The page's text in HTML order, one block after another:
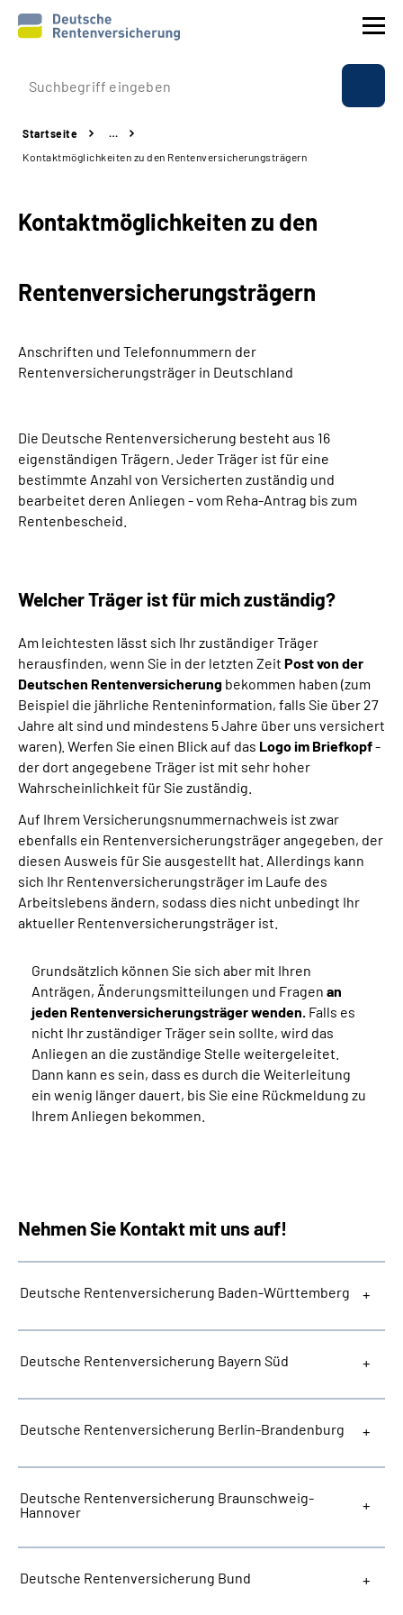
Prävention
Reha
Experten
Über uns & Presse
Suche
Language
Leichte Sprache
Mein Kundenportal
Startseite
…
Kontaktmöglichkeiten zu den Rentenversicherungsträgern
Kontaktmöglichkeiten zu den
Rentenversicherungsträgern
Anschriften und Telefonnummern der
Rentenversicherungsträger in Deutschland
Die Deutsche Rentenversicherung besteht aus 16
eigenständigen Trägern. Jeder Träger ist für eine
bestimmte Anzahl von Versicherten zuständig und
bearbeitet deren Anliegen - vom Reha-Antrag bis zum
Rentenbescheid.
Welcher Träger ist für mich zuständig?
Am leichtesten lässt sich Ihr zuständiger Träger
herausfinden, wenn Sie in der letzten Zeit Post von der
Deutschen Rentenversicherung bekommen haben (zum
Beispiel die jährliche Renteninformation, falls Sie über 27
Jahre alt sind und mindestens 5 Jahre über uns versichert
waren). Werfen Sie einen Blick auf das Logo im Briefkopf-
der dort angegebene Träger ist mit sehr hoher
Wahrscheinlichkeit für Sie zuständig.
Auf Ihrem Versicherungsnummernachweis ist zwar
ebenfalls ein Rentenversicherungsträger angegeben, der
diesen Ausweis für Sie ausgestellt hat. Allerdings kann
sich Ihr Rentenversicherungsträger im Laufe des
Arbeitslebens ändern, sodass dies nicht unbedingt Ihr
aktueller Rentenversicherungsträger ist.
Grundsätzlich können Sie sich aber mit Ihren
Anträgen, Änderungsmitteilungen und Fragen an
jeden Rentenversicherungsträger wenden. Falls es
nicht Ihr zuständiger Träger sein sollte, wird das
Anliegen an die zuständige Stelle weitergeleitet.
Dann kann es sein, dass es durch die Weiterleitung
ein wenig länger dauert, bis Sie eine Rückmeldung zu
Ihrem Anliegen bekommen.
Nehmen Sie Kontakt mit uns auf!
Deutsche Rentenversicherung Baden-Württemberg
Deutsche Rentenversicherung Bayern Süd
Deutsche Rentenversicherung Berlin-Brandenburg
Deutsche Rentenversicherung Braunschweig-
Hannover
Deutsche Rentenversicherung Bund